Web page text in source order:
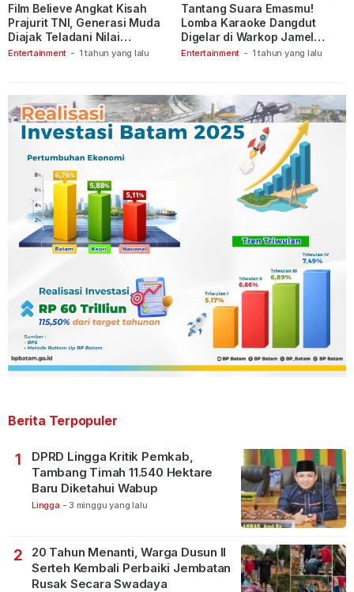
Entertainment - 1 tahun yang lalu
Film Believe Angkat Kisah
Prajurit TNI, Generasi Muda
Diajak Teladani Nilai
Keberanian
Entertainment - 1 tahun yang lalu
Tantang Suara Emasmu!
Lomba Karaoke Dangdut
Digelar di Warkop Jamel
Ganet
Berita Terpopuler
1
DPRD Lingga Kritik Pemkab,
Tambang Timah 11.540 Hektare
Baru Diketahui Wabup
Lingga - 3 minggu yang lalu
2
20 Tahun Menanti, Warga Dusun II
Serteh Kembali Perbaiki Jembatan
Rusak Secara Swadaya